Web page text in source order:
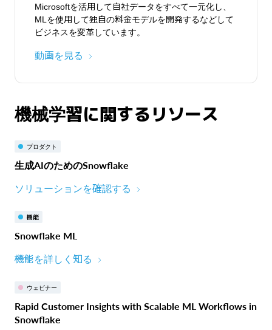
Microsoftを活用して自社データをすべて一元化し、
MLを使用して独自の料金モデルを開発するなどして
ビジネスを変革しています。
動画を見る
機械学習に関するリソース
プロダクト
生成AIのためのSnowflake
ソリューションを確認する
機能
Snowflake ML
機能を詳しく知る
ウェビナー
Rapid Customer Insights with Scalable ML Workflows in
Snowflake